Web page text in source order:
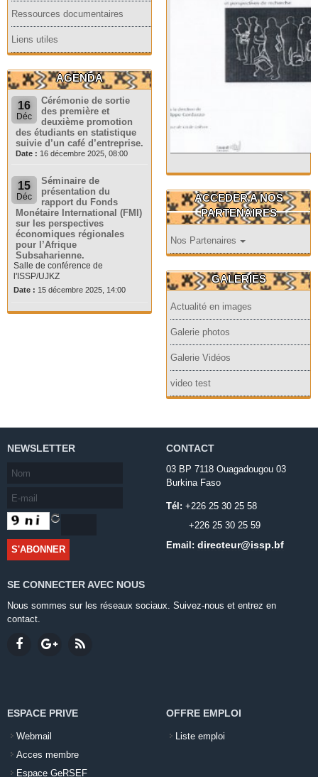
Ressources documentaires
Liens utiles
AGENDA
16
Déc
Cérémonie de sortie
des première et
deuxième promotion
des étudiants en statistique
suivie d’un café d’entreprise.
Date : 16 décembre 2025, 08:00
15
Déc
Séminaire de
présentation du
rapport du Fonds
Monétaire International (FMI)
sur les perspectives
économiques régionales
pour l’Afrique
Subsaharienne.
Salle de conférence de
l'ISSP/UJKZ
Date : 15 décembre 2025, 14:00
ACCEDER A NOS
PARTENAIRES
Nos Partenaires
GALERIES
Actualité en images
Galerie photos
Galerie Vidéos
video test
NEWSLETTER CONTACT
03 BP 7118 Ouagadougou 03
Burkina Faso
Tél: +226 25 30 25 58
+226 25 30 25 59
Email: directeur@issp.bf
SE CONNECTER AVEC NOUS
Nous sommes sur les réseaux sociaux. Suivez-nous et entrez en
contact.
ESPACE PRIVE
Webmail
Acces membre
Espace GeRSEF
OFFRE EMPLOI
Liste emploi